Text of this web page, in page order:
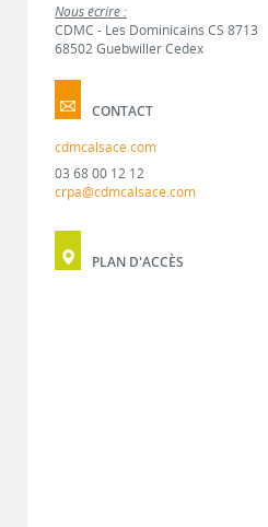
Nous écrire :
CDMC - Les Dominicains CS 8713
68502 Guebwiller Cedex
CONTACT
cdmcalsace.com
03 68 00 12 12
crpa@cdmcalsace.com
PLAN D'ACCÈS